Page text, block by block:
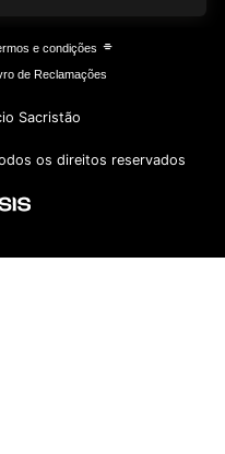
e condições ⌯
de Reclamações
Sacristão
os direitos reservados